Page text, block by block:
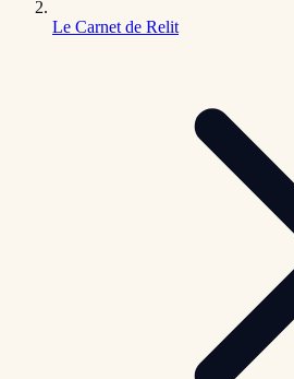
Le Carnet de Relit